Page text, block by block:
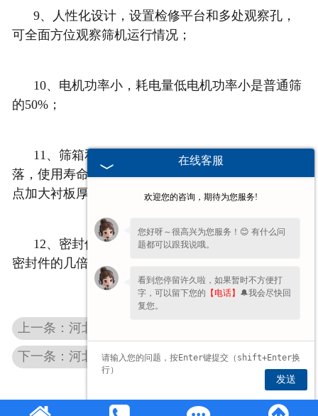
9、
人性化设计，设置检修平台和多处观察孔，
可全面方位观察筛机运行情况；
10、 电机功率小，耗电量低电机功率小是普通筛
的50%；
11、 筛箱和筛架上的衬板不受振动影响，不易脱
落，使用寿命长，维护成本低。易可利用不参振的特
点加大衬板厚度。可提高筛机使用寿命；
12、 密封件采用原生天然橡胶，使用寿命是普通
密封件的几倍。
上一条：河北环保振动筛
下一条：河北环保封闭筛
在线客服
欢迎您的咨询，期待为您服务!
您好呀～很高兴为您服务！😊 有什么问
题都可以跟我说哦。
看到您停留许久啦，如果暂时不方便打
字，可以留下您的 【电话】 🔔我会尽快回
复您。
发送